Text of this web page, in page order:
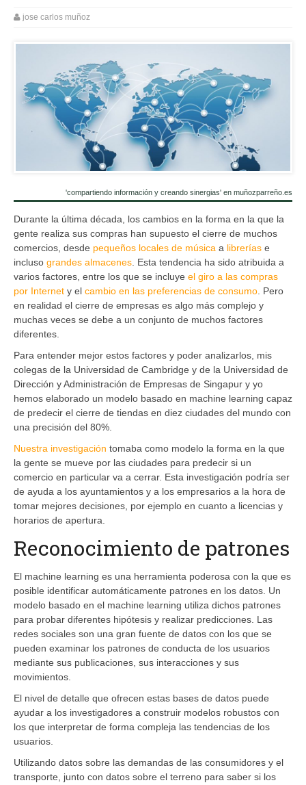
jose carlos muñoz
'compartiendo información y creando sinergias' en muñozparreño.es
Durante la última década, los cambios en la forma en la que la
gente realiza sus compras han supuesto el cierre de muchos
comercios, desde pequeños locales de música a librerías e
incluso grandes almacenes . Esta tendencia ha sido atribuida a
varios factores, entre los que se incluye el giro a las compras
por Internet y el cambio en las preferencias de consumo . Pero
en realidad el cierre de empresas es algo más complejo y
muchas veces se debe a un conjunto de muchos factores
diferentes.
Para entender mejor estos factores y poder analizarlos, mis
colegas de la Universidad de Cambridge y de la Universidad de
Dirección y Administración de Empresas de Singapur y yo
hemos elaborado un modelo basado en machine learning capaz
de predecir el cierre de tiendas en diez ciudades del mundo con
una precisión del 80%.
Nuestra investigación tomaba como modelo la forma en la que
la gente se mueve por las ciudades para predecir si un
comercio en particular va a cerrar. Esta investigación podría ser
de ayuda a los ayuntamientos y a los empresarios a la hora de
tomar mejores decisiones, por ejemplo en cuanto a licencias y
horarios de apertura.
Reconocimiento de patrones
El machine learning es una herramienta poderosa con la que es
posible identificar automáticamente patrones en los datos. Un
modelo basado en el machine learning utiliza dichos patrones
para probar diferentes hipótesis y realizar predicciones. Las
redes sociales son una gran fuente de datos con los que se
pueden examinar los patrones de conducta de los usuarios
mediante sus publicaciones, sus interacciones y sus
movimientos.
El nivel de detalle que ofrecen estas bases de datos puede
ayudar a los investigadores a construir modelos robustos con
los que interpretar de forma compleja las tendencias de los
usuarios.
Utilizando datos sobre las demandas de las consumidores y el
transporte, junto con datos sobre el terreno para saber si los